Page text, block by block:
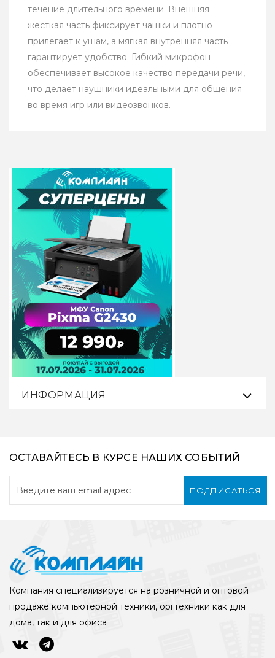
течение длительного времени. Внешняя
жесткая часть фиксирует чашки и плотно
прилегает к ушам, а мягкая внутренняя часть
гарантирует удобство. Гибкий микрофон
обеспечивает высокое качество передачи речи,
что делает наушники идеальными для общения
во время игр или видеозвонков.
ИНФОРМАЦИЯ
ОСТАВАЙТЕСЬ В КУРСЕ НАШИХ СОБЫТИЙ
ПОДПИСАТЬСЯ
Компания специализируется на розничной и оптовой
продаже компьютерной техники, оргтехники как для
дома, так и для офиса